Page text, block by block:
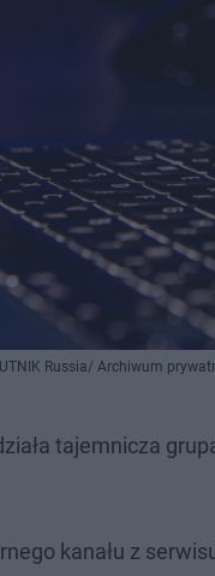
Russia/ Archiwum
tajemnicza
kanału z